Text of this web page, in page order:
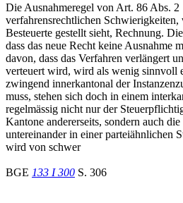
Die Ausnahmeregel von Art. 86 Abs. 2
verfahrensrechtlichen
Besteuerte gestellt sieht, Rechnung.
dass das neue Recht keine Ausnahme
davon, dass das Verfahren verlängert
verteuert wird, wird als wenig sinnvoll
zwingend innerkantonal der
muss, stehen sich doch in einem
regelmässig nicht nur der
Kantone andererseits, sondern auch
untereinander in einer parteiähnlichen
wird von schwer
BGE 133 I 300 S. 306